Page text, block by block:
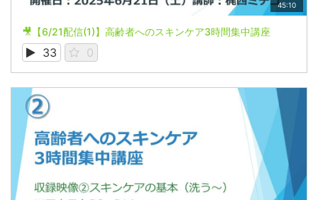
45:10
🎥【6/21配信(1)】高齢者へのスキンケア3時間集中講座
33 0